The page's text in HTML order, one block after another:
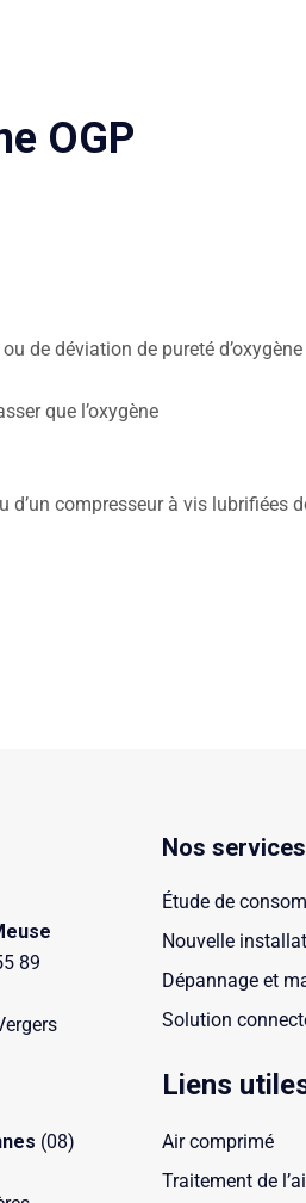
OGP
de déviation de pureté d’oxygène
que l’oxygène
d’un compresseur à vis lubrifiées
89
(08)
Nos services
Étude de
Nouvelle
Dépannage et
Solution
Liens
Air comprimé
Traitement de